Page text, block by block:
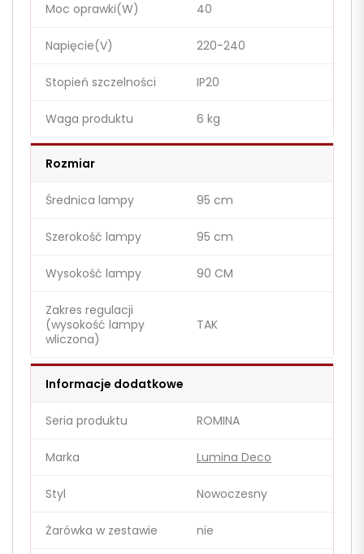
Moc oprawki(W) 40
Napięcie(V) 220-240
Stopień szczelności IP20
Waga produktu 6 kg
Rozmiar
Średnica lampy 95 cm
Szerokość lampy 95 cm
Wysokość lampy 90 CM
Zakres regulacji
(wysokość lampy
wliczona)
TAK
Informacje dodatkowe
Seria produktu ROMINA
Marka Lumina Deco
Styl Nowoczesny
Żarówka w zestawie nie